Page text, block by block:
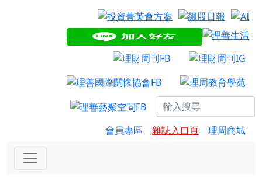
會員專區 雜誌入口頁 理周商城